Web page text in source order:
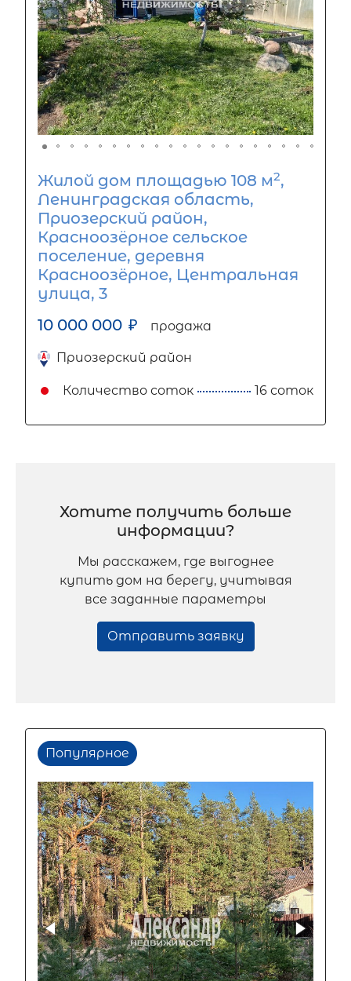
Жилой дом площадью 108 м2,
Ленинградская область,
Приозерский район,
Красноозёрное сельское
поселение, деревня
Красноозёрное, Центральная
улица, 3
10 000 000 ₽ продажа
Приозерский район
Количество соток 16 соток
Хотите получить больше
информации?
Мы расскажем, где выгоднее
купить дом на берегу, учитывая
все заданные параметры
Отправить заявку
Популярное